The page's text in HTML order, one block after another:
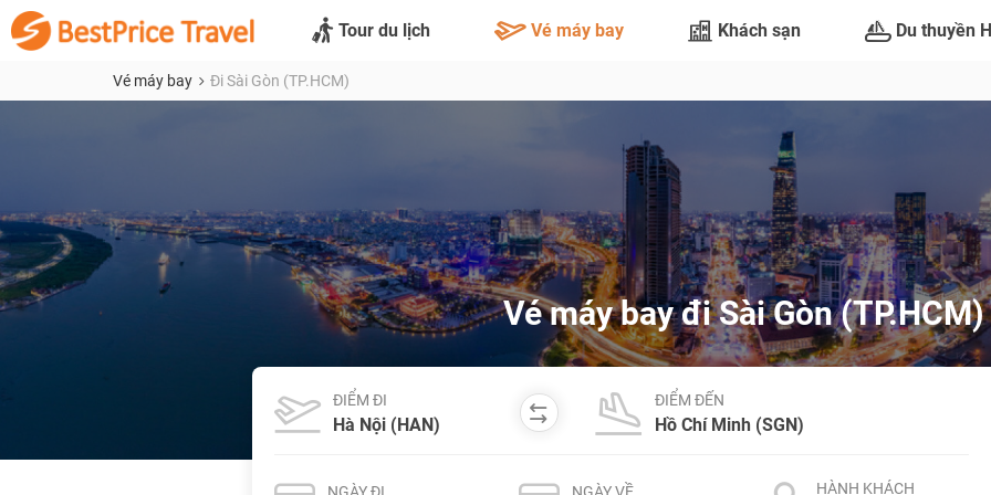
Tour du lịch Vé máy bay Khách sạn Du thuyền
Vé máy bay Đi Sài Gòn (TP.HCM)
Vé máy bay đi Sài Gòn (TP.HCM)
ĐIỂM ĐI ĐIỂM ĐẾN
NGÀY ĐI NGÀY VỀ HÀNH KHÁCH